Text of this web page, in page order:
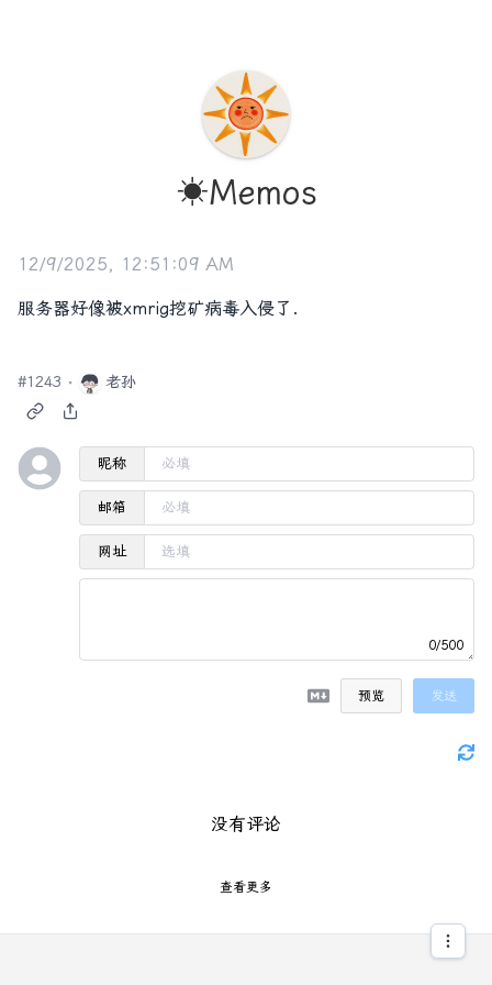
☀️Memos
12/9/2025, 12:51:09 AM
服务器好像被xmrig挖矿病毒入侵了.
#1243 老孙
昵称
邮箱
网址
0/500
预览 发送
没有评论
查看更多